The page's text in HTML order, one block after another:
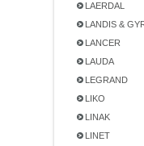
LAERDAL
LANDIS &
LANCER
LAUDA
LEGRAND
LIKO
LINAK
LINET